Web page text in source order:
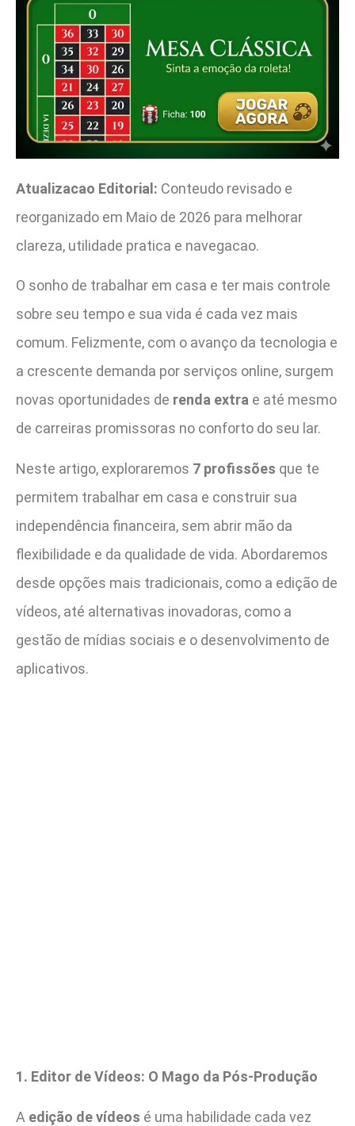
Atualizacao Editorial: Conteudo revisado e
reorganizado em Maio de 2026 para melhorar
clareza, utilidade pratica e navegacao.
O sonho de trabalhar em casa e ter mais controle
sobre seu tempo e sua vida é cada vez mais
comum. Felizmente, com o avanço da tecnologia e
a crescente demanda por serviços online, surgem
novas oportunidades de renda extra e até mesmo
de carreiras promissoras no conforto do seu lar.
Neste artigo, exploraremos 7 profissões que te
permitem trabalhar em casa e construir sua
independência financeira, sem abrir mão da
flexibilidade e da qualidade de vida. Abordaremos
desde opções mais tradicionais, como a edição de
vídeos, até alternativas inovadoras, como a
gestão de mídias sociais e o desenvolvimento de
aplicativos.
1. Editor de Vídeos: O Mago da Pós-Produção
A edição de vídeos é uma habilidade cada vez